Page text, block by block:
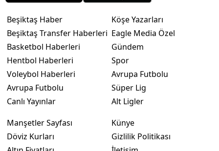
Beşiktaş Haber
Beşiktaş Transfer Haberleri
Basketbol Haberleri
Hentbol Haberleri
Voleybol Haberleri
Avrupa Futbolu
Canlı Yayınlar
Köşe Yazarları
Eagle Media Özel
Gündem
Spor
Avrupa Futbolu
Süper Lig
Alt Ligler
Manşetler Sayfası
Döviz Kurları
Künye
Gizlilik Politikası